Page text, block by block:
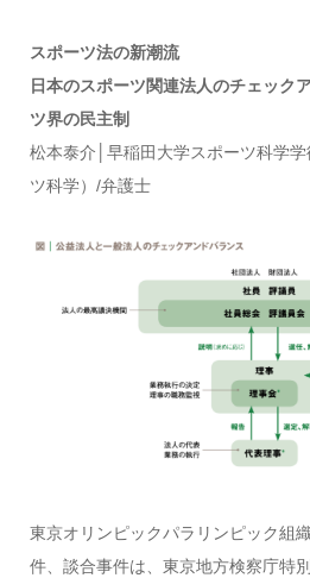
スポーツ法の新潮流
日本のスポーツ関連法人のチェック
ツ界の民主制
松本泰介│早稲田大学スポーツ科学
ツ科学）/弁護士
東京オリンピックパラリンピック組
件、談合事件は、東京地方検察庁特